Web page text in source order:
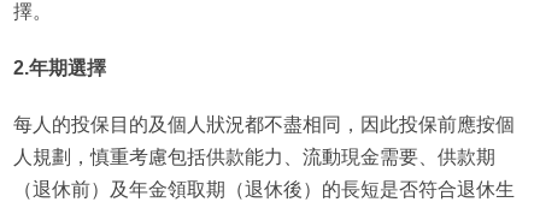
擇。
2.年期選擇
每人的投保目的及個人狀況都不盡相同，因此投保前應按個
人規劃，慎重考慮包括供款能力、流動現金需要、供款期
（退休前）及年金領取期（退休後）的長短是否符合退休生